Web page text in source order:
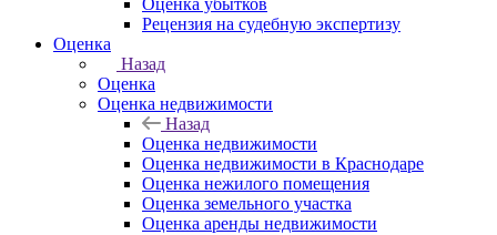
Оценка убытков
Рецензия на судебную экспертизу
Оценка
Назад
Оценка
Оценка недвижимости
Назад
Оценка недвижимости
Оценка недвижимости в Краснодаре
Оценка нежилого помещения
Оценка земельного участка
Оценка аренды недвижимости